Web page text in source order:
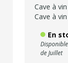
Cave à
Cave à
En
de Juillet